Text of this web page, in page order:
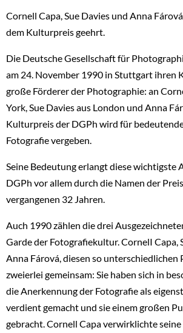
Cornell Capa, Sue Davies und Anna
dem Kulturpreis geehrt.
Die Deutsche Gesellschaft für
am 24. November 1990 in Stuttgart ihren
große Förderer der Photographie: an
York, Sue Davies aus London und Anna
Kulturpreis der DGPh wird für
Fotografie vergeben.
Seine Bedeutung erlangt diese wichtigste
DGPh vor allem durch die Namen der
vergangenen 32 Jahren.
Auch 1990 zählen die drei
Garde der Fotografiekultur. CornelI Capa,
Anna Fárová, diesen so unterschiedlichen
zweierlei gemeinsam: Sie haben sich in
die Anerkennung der Fotografie als
verdient gemacht und sie einem großen
gebracht. Cornell Capa verwirklichte